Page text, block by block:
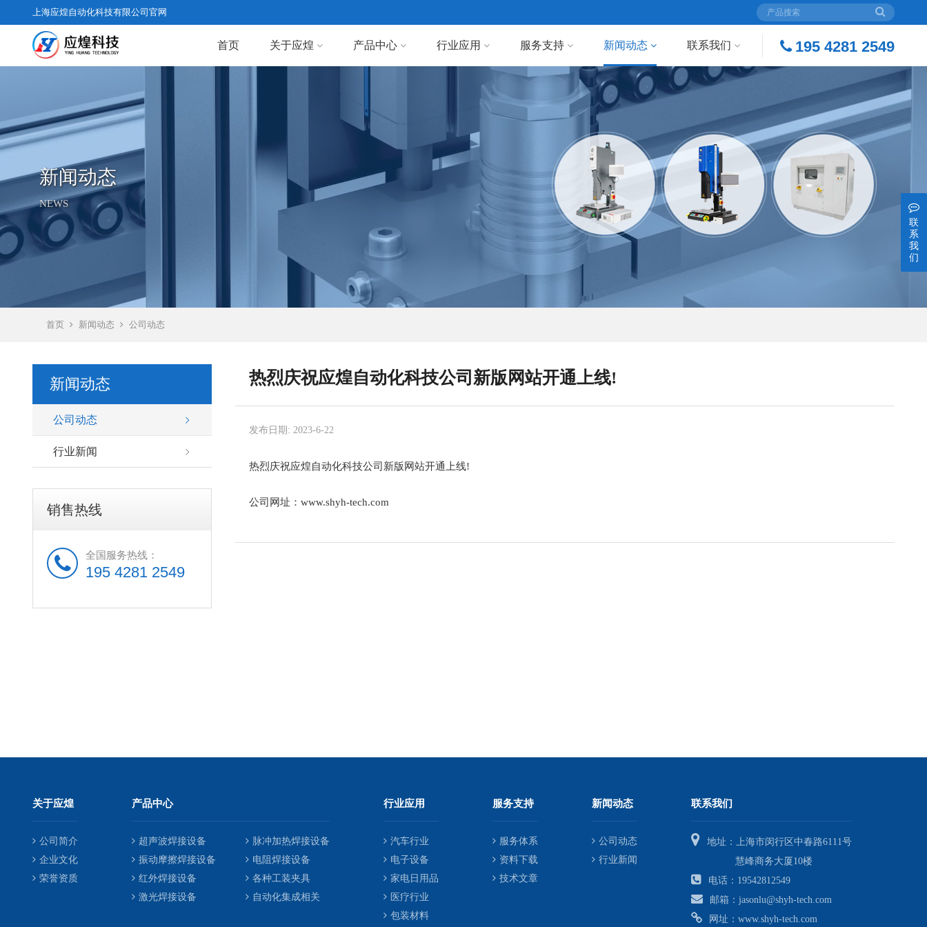
上海应煌自动化科技有限公司官网
首页 关于应煌 产品中心 行业应用 服务支持 新闻动态 联系我们 195 4281 2549
新闻动态
NEWS
首页 新闻动态 公司动态
热烈庆祝应煌自动化科技公司新版网站开通上线!
发布日期: 2023-6-22
热烈庆祝应煌自动化科技公司新版网站开通上线!
公司网址：www.shyh-tech.com
新闻动态
公司动态
行业新闻
销售热线
全国服务热线：
195 4281 2549
关于应煌
公司简介
企业文化
荣誉资质
产品中心
超声波焊接设备
振动摩擦焊接设备
红外焊接设备
激光焊接设备
脉冲加热焊接设备
电阻焊接设备
各种工装夹具
自动化集成相关
行业应用
汽车行业
电子设备
家电日用品
医疗行业
包装材料
服务支持
服务体系
资料下载
技术文章
新闻动态
公司动态
行业新闻
联系我们
地址：上海市闵行区中春路6111号
慧峰商务大厦10楼
电话：19542812549
邮箱：jasonlu@shyh-tech.com
网址：www.shyh-tech.com
联
系
我
们